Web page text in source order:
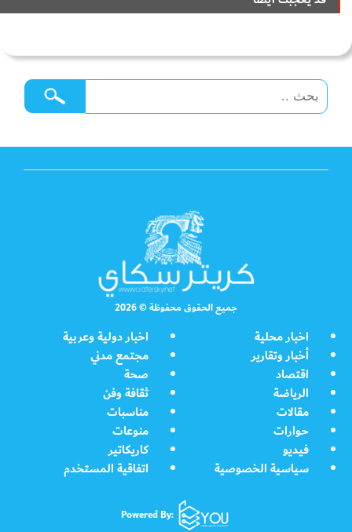
جميع الحقوق محفوظة © 2026
اخبار محلية
اخبار دولية وعربية
أخبار وتقارير
مجتمع مدني
اقتصاد
صحة
الرياضة
ثقافة وفن
مقالات
مناسبات
حوارات
منوعات
فيديو
كاريكاتير
سياسية الخصوصية
اتفاقية المستخدم
Powered By: